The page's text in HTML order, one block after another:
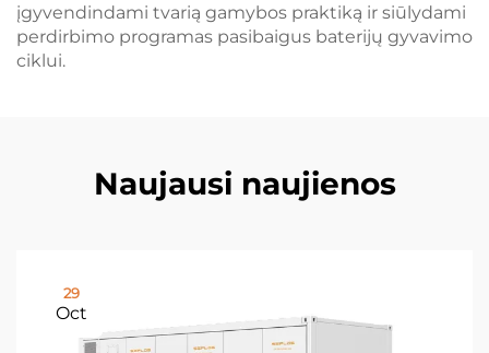
įgyvendindami tvarią gamybos praktiką ir siūlydami
perdirbimo programas pasibaigus baterijų gyvavimo
ciklui.
Naujausi naujienos
29
Oct